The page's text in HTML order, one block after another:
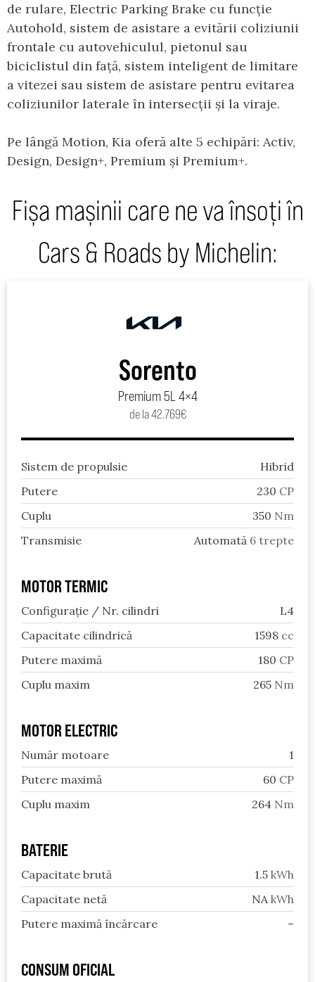
de rulare, Electric Parking Brake cu funcție
Autohold, sistem de asistare a evitării coliziunii
frontale cu autovehiculul, pietonul sau
biciclistul din față, sistem inteligent de limitare
a vitezei sau sistem de asistare pentru evitarea
coliziunilor laterale în intersecții și la viraje.
Pe lângă Motion, Kia oferă alte 5 echipări: Activ,
Design, Design+, Premium și Premium+.
Fișa mașinii care ne va însoți în
Cars & Roads by Michelin:
Sorento
Premium 5L 4×4
de la 42.769€
Sistem de propulsie
Hibrid
Putere
230 CP
Cuplu
350 Nm
Transmisie
Automată 6 trepte
MOTOR TERMIC
Configurație / Nr. cilindri
L4
Capacitate cilindrică
1598 cc
Putere maximă
180 CP
Cuplu maxim
265 Nm
MOTOR ELECTRIC
Număr motoare
1
Putere maximă
60 CP
Cuplu maxim
264 Nm
BATERIE
Capacitate brută 1.5 kWh
Capacitate netă
NAkWh
Putere maximă încărcare
–
CONSUM OFICIAL